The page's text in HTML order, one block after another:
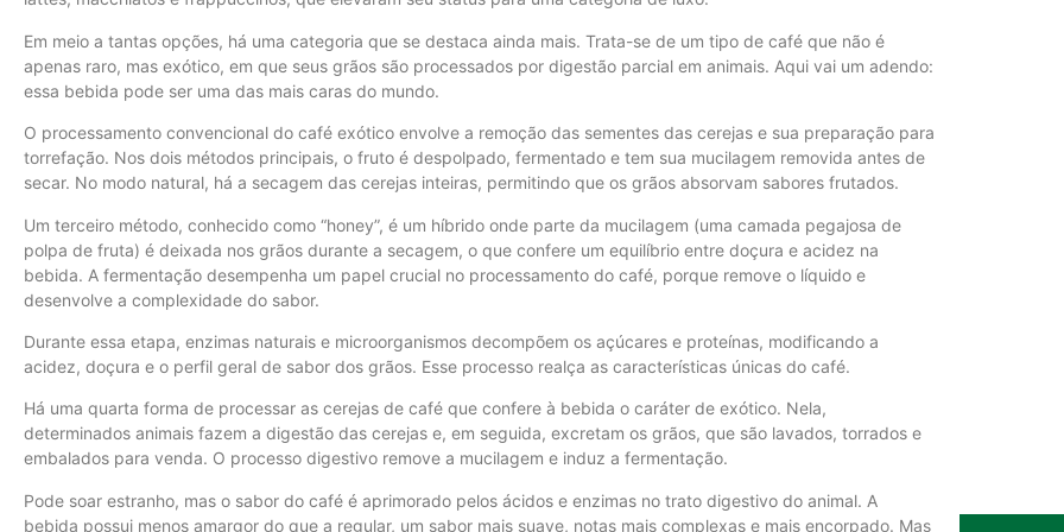
Em meio a tantas opções, há uma categoria que se destaca ainda mais. Trata-se de um tipo de café que não é
apenas raro, mas exótico, em que seus grãos são processados por digestão parcial em animais. Aqui vai um adendo:
essa bebida pode ser uma das mais caras do mundo.
O processamento convencional do café exótico envolve a remoção das sementes das cerejas e sua preparação para
torrefação. Nos dois métodos principais, o fruto é despolpado, fermentado e tem sua mucilagem removida antes de
secar. No modo natural, há a secagem das cerejas inteiras, permitindo que os grãos absorvam sabores frutados.
Um terceiro método, conhecido como “honey”, é um híbrido onde parte da mucilagem (uma camada pegajosa de
polpa de fruta) é deixada nos grãos durante a secagem, o que confere um equilíbrio entre doçura e acidez na
bebida. A fermentação desempenha um papel crucial no processamento do café, porque remove o líquido e
desenvolve a complexidade do sabor.
Durante essa etapa, enzimas naturais e microorganismos decompõem os açúcares e proteínas, modificando a
acidez, doçura e o perfil geral de sabor dos grãos. Esse processo realça as características únicas do café.
Há uma quarta forma de processar as cerejas de café que confere à bebida o caráter de exótico. Nela,
determinados animais fazem a digestão das cerejas e, em seguida, excretam os grãos, que são lavados, torrados e
embalados para venda. O processo digestivo remove a mucilagem e induz a fermentação.
Pode soar estranho, mas o sabor do café é aprimorado pelos ácidos e enzimas no trato digestivo do animal. A
bebida possui menos amargor do que a regular, um sabor mais suave, notas mais complexas e mais encorpado. Mas